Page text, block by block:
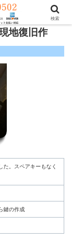
地復旧作
た。スペアキーもなく
鍵の作成
検索